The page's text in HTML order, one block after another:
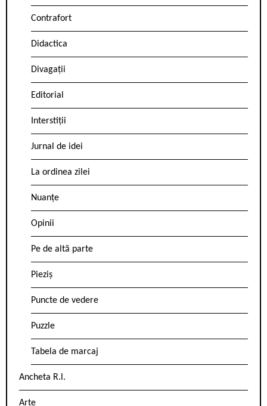
Contrafort
Didactica
Divagații
Editorial
Interstiții
Jurnal de idei
La ordinea zilei
Nuanțe
Opinii
Pe de altă parte
Pieziș
Puncte de vedere
Puzzle
Tabela de marcaj
Ancheta R.l.
Arte